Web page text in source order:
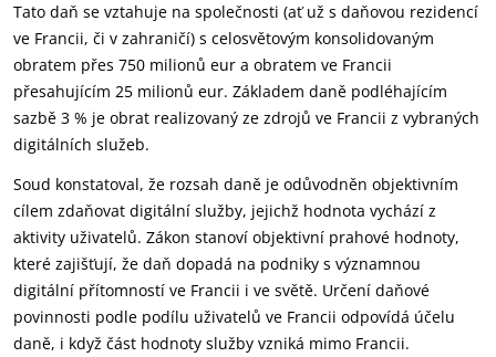
Tato daň se vztahuje na společnosti (ať už s daňovou rezidencí
ve Francii, či v zahraničí) s celosvětovým konsolidovaným
obratem přes 750 milionů eur a obratem ve Francii
přesahujícím 25 milionů eur. Základem daně podléhajícím
sazbě 3 % je obrat realizovaný ze zdrojů ve Francii z vybraných
digitálních služeb.
Soud konstatoval, že rozsah daně je odůvodněn objektivním
cílem zdaňovat digitální služby, jejichž hodnota vychází z
aktivity uživatelů. Zákon stanoví objektivní prahové hodnoty,
které zajišťují, že daň dopadá na podniky s významnou
digitální přítomností ve Francii i ve světě. Určení daňové
povinnosti podle podílu uživatelů ve Francii odpovídá účelu
daně, i když část hodnoty služby vzniká mimo Francii.